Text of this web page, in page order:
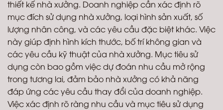
thiết kế nhà xưởng. Doanh nghiệp cần xác định rõ
mục đích sử dụng nhà xưởng, loại hình sản xuất, số
lượng nhân công, và các yêu cầu đặc biệt khác. Việc
này giúp định hình kích thước, bố trí không gian và
các yêu cầu kỹ thuật của nhà xưởng. Mục tiêu sử
dụng còn bao gồm việc dự đoán nhu cầu mở rộng
trong tương lai, đảm bảo nhà xưởng có khả năng
đáp ứng các yêu cầu thay đổi của doanh nghiệp.
Việc xác định rõ ràng nhu cầu và mục tiêu sử dụng